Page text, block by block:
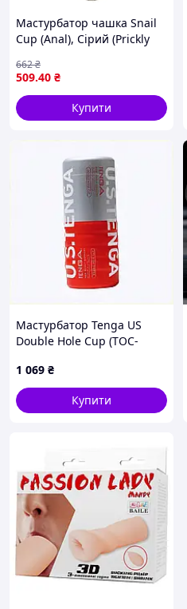
Мастурбатор чашка Snail
Cup (Anal), Сірий (Prickly
мастурбатор, штучна
вагіна
509.40 ₴
662₴
Купити
Мастурбатор Tenga US
Double Hole Cup (TOC-
1 069 ₴
Купити